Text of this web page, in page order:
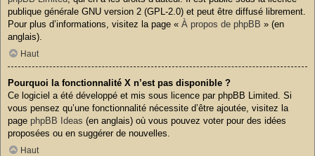
publique générale GNU version 2 (GPL-2.0) et peut être diffusé librement.
Pour plus d’informations, visitez la page « À propos de phpBB » (en
anglais).
Haut
Pourquoi la fonctionnalité X n’est pas disponible ?
Ce logiciel a été développé et mis sous licence par phpBB Limited. Si
vous pensez qu’une fonctionnalité nécessite d’être ajoutée, visitez la
page phpBB Ideas (en anglais) où vous pouvez voter pour des idées
proposées ou en suggérer de nouvelles.
Haut